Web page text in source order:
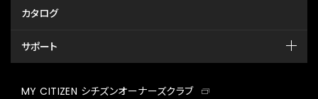
カタログ
サポート
MY CITIZEN シチズンオーナーズクラブ